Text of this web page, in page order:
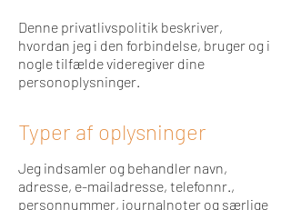
Denne privatlivspolitik beskriver,
hvordan jeg i den forbindelse, bruger og i
nogle tilfælde videregiver dine
personoplysninger.
Typer af oplysninger
Jeg indsamler og behandler navn,
adresse, e-mailadresse, telefonnr.,
personnummer, journalnoter og særlige